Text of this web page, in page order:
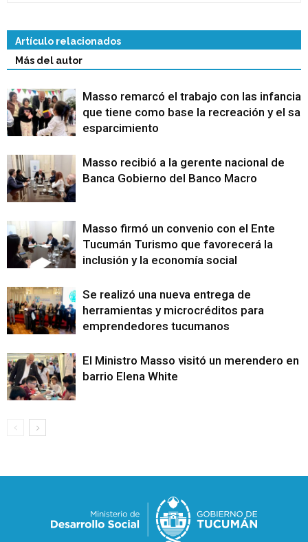
Artículo relacionados
Más del autor
Masso remarcó el trabajo con las infancias
que tiene como base la recreación y el
esparcimiento
Masso recibió a la gerente nacional de
Banca Gobierno del Banco Macro
Masso firmó un convenio con el Ente
Tucumán Turismo que favorecerá la
inclusión y la economía social
Se realizó una nueva entrega de
herramientas y microcréditos para
emprendedores tucumanos
El Ministro Masso visitó un merendero en
barrio Elena White